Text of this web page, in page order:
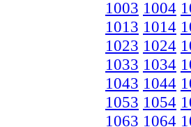
1003 1004
1013 1014
1023 1024
1033 1034
1043 1044
1053 1054
1063 1064